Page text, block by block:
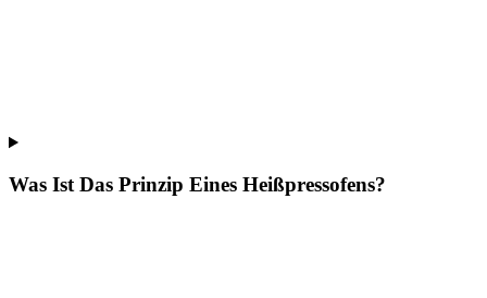
Was Ist Das Prinzip Eines Heißpressofens?